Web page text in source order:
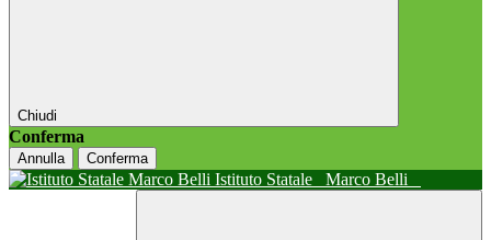
Chiudi
Conferma
Annulla Conferma
Istituto Statale Marco Belli